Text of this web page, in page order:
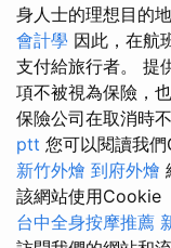
身人士的理想目的地
會計學 因此，在航
支付給旅行者。 提
項不被視為保險，
保險公司在取消時
ptt 您可以閱讀我
新竹外燴 到府外燴
該網站使用Cookie
台中全身按摩推薦